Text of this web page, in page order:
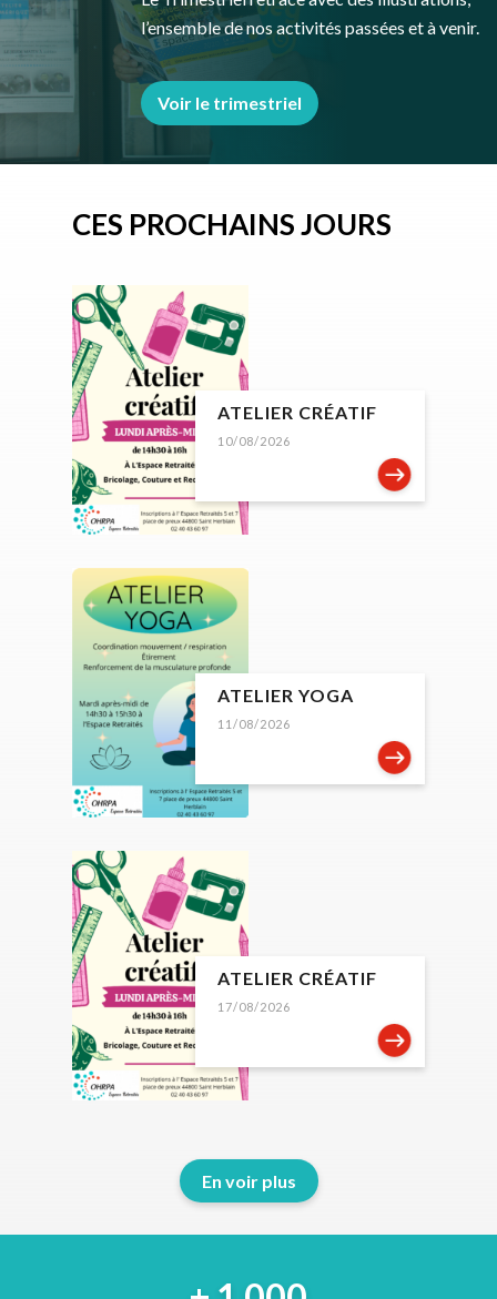
l’ensemble de nos activités passées et à venir.
Voir le trimestriel
CES PROCHAINS JOURS
10/08/2026
ATELIER CRÉATIF
11/08/2026
ATELIER YOGA
17/08/2026
ATELIER CRÉATIF
En voir plus